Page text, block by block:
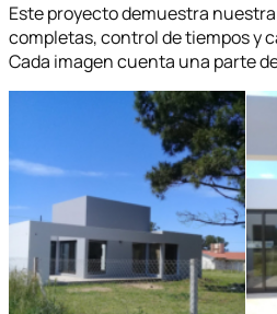
Este proyecto demuestra
completas, control de tiempos y
Cada imagen cuenta una parte